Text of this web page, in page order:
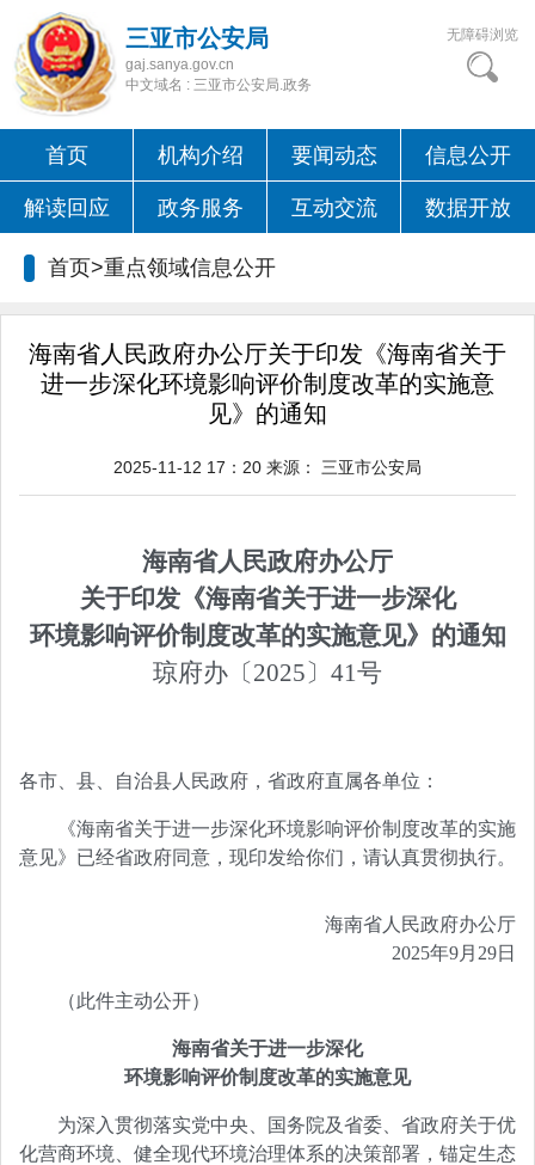
三亚市公安局
gaj.sanya.gov.cn
中文域名 : 三亚市公安局.政务
无障碍浏览
首页 机构介绍 要闻动态 信息公开
解读回应 政务服务 互动交流 数据开放
首页>重点领域信息公开
海南省人民政府办公厅关于印发《海南省关于
进一步深化环境影响评价制度改革的实施意
见》的通知
2025-11-12 17：20 来源： 三亚市公安局
海南省人民政府办公厅
关于印发《海南省关于进一步深化
环境影响评价制度改革的实施意见》的通知
琼府办〔2025〕41号
各市、县、自治县人民政府，省政府直属各单位：
《海南省关于进一步深化环境影响评价制度改革的实施
意见》已经省政府同意，现印发给你们，请认真贯彻执行。
海南省人民政府办公厅
2025年9月29日
（此件主动公开）
海南省关于进一步深化
环境影响评价制度改革的实施意见
为深入贯彻落实党中央、国务院及省委、省政府关于优
化营商环境、健全现代环境治理体系的决策部署，锚定生态